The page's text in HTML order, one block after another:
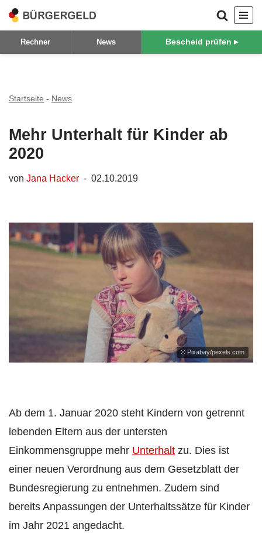
Zum
Inhalt
Rechner News Bescheid prüfen ▸
Startseite - News
Mehr Unterhalt für Kinder ab
2020
von Jana Hacker 02.10.2019
© Pixabay/pexels.com
Ab dem 1. Januar 2020 steht Kindern von getrennt
lebenden Eltern aus der untersten
Einkommensgruppe mehr Unterhalt zu. Dies ist
einer neuen Verordnung aus dem Gesetzblatt der
Bundesregierung zu entnehmen. Zudem sind
bereits Anpassungen der Unterhaltssätze für Kinder
im Jahr 2021 angedacht.